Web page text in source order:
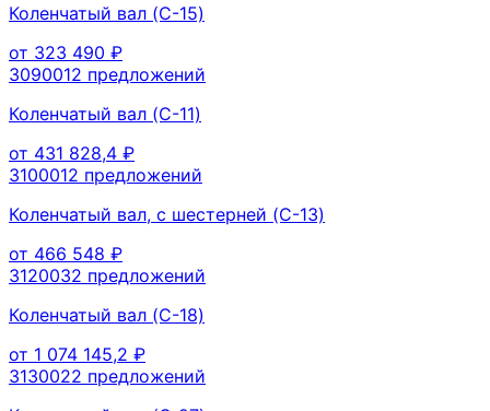
Коленчатый вал (C-15)
от 323 490 ₽
3090012 предложений
Коленчатый вал (C-11)
от 431 828,4 ₽
3100012 предложений
Коленчатый вал, с шестерней (C-13)
от 466 548 ₽
3120032 предложений
Коленчатый вал (C-18)
от 1 074 145,2 ₽
3130022 предложений